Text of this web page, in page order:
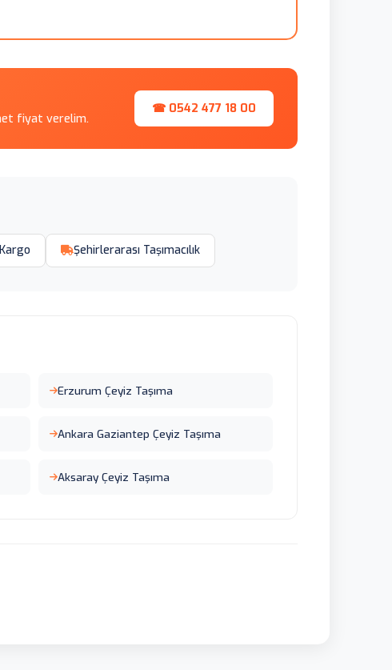
fiyat verelim.
☎ 0542 477 18 00
Şehirlerarası Taşımacılık
Erzurum Çeyiz Taşıma
Ankara Gaziantep Çeyiz Taşıma
Aksaray Çeyiz Taşıma